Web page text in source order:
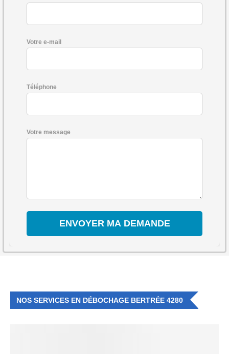
Votre e-mail
Téléphone
Votre message
NOS SERVICES EN DÉBOCHAGE BERTRÉE 4280